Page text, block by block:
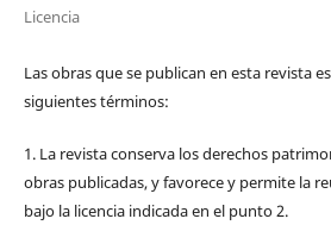
Licencia
Las obras que se publican en esta revista
siguientes términos:
1. La revista conserva los derechos
obras publicadas, y favorece y permite la
bajo la licencia indicada en el punto 2.